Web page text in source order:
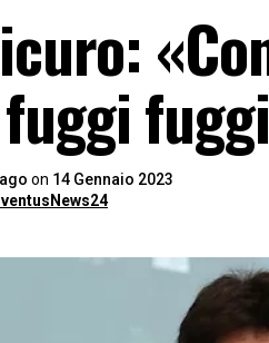
on 14 Gennaio 2023